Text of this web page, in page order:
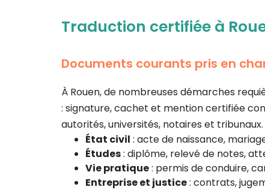
Traduction certifiée à
Documents courants pris en
À Rouen, de nombreuses démarches
: signature, cachet et mention certifiée
autorités, universités, notaires et tribunaux.
État civil : acte de naissance,
Études: diplôme, relevé de notes,
Vie pratique: permis de conduire,
Entreprise et justice: contrats,